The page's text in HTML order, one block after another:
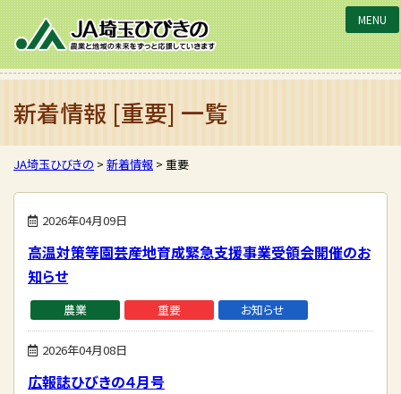
JA埼玉ひびきの
新着情報 [重要] 一覧
JA埼玉ひびきの > 新着情報 > 重要
2026年04月09日
高温対策等園芸産地育成緊急支援事業受領会開催のお
知らせ
農業 重要 お知らせ
2026年04月08日
広報誌ひびきの４月号